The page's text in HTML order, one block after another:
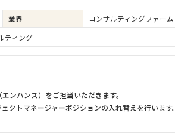
業界
コンサルティングファーム
ティング
ンハンス）をご担当いただきます。
クトマネージャーポジションの入れ替えを行います。